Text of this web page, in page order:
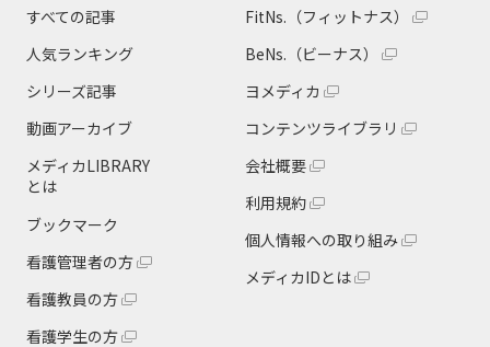
すべての記事
人気ランキング
シリーズ記事
動画アーカイブ
メディカLIBRARY
とは
ブックマーク
看護管理者の方
看護教員の方
看護学生の方
FitNs.（フィットナス）
BeNs.（ビーナス）
ヨメディカ
コンテンツライブラリ
会社概要
利用規約
個人情報への取り組み
メディカIDとは